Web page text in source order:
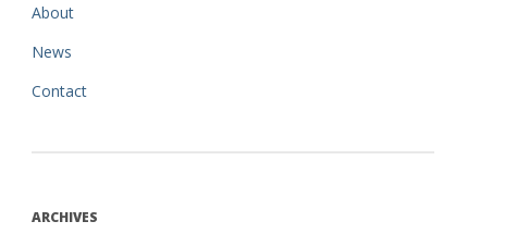
About
News
Contact
ARCHIVES